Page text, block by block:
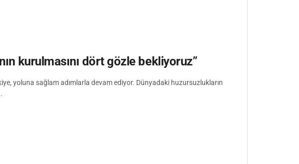
kurulmasını dört gözle bekliyoruz”
yoluna sağlam adımlarla devam ediyor. Dünyadaki huzursuzlukların